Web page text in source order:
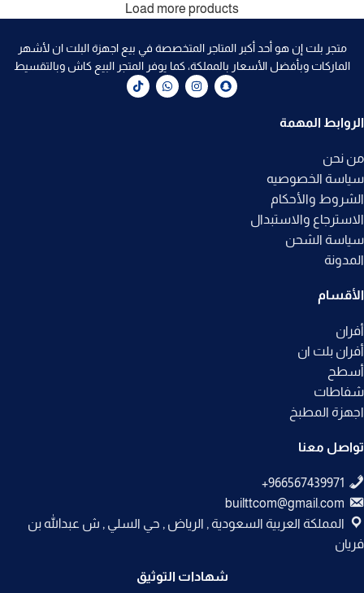
Load more products
متجر بلت إن هو أحد أكبر المتاجر المتخصصة في بيع اجهزة البلت ان لأشهر
الماركات وبأفضل الأسعار بالمملكة، كما يوفر المتجر البيع كاش وبالتقسيط
الروابط المهمة
من نحن
سياسة الخصوصيه
الشروط والأحكام
الاسترجاع والاستبدال
سياسة الشحن
المدونة
الأقسام
أفران
أفران بلت ان
أسطح
شفاطات
اجهزة المطبخ
تواصل معنا
builttcom@gmail.com
المملكة العربية السعودية , الرياض , حي السلي , ش عبدالله بن
فريان
شهادات التوثيق